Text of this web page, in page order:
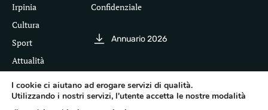
Irpinia
Cultura
Sport
Attualità
Confidenziale
Annuario 2026
I cookie ci aiutano ad erogare servizi di qualità.
Utilizzando i nostri servizi, l'utente accetta le nostre modalità